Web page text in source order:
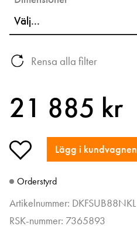
Rensa alla filter
21 885 kr
Lägg i kundvagnen
Orderstyrd
Artikelnummer: DKFSUB88NKL
RSK-nummer: 7365893